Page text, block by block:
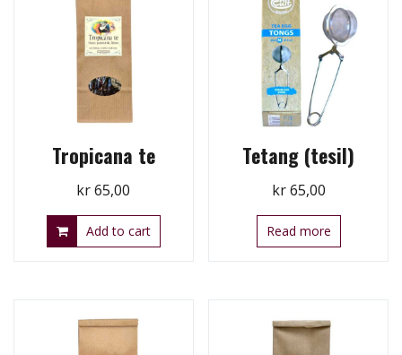
Tropicana te
kr65,00
Add to cart
Tetang (tesil)
kr65,00
Read more